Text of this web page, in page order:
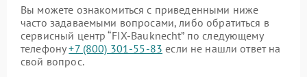
Вы можете ознакомиться с приведенными ниже
часто задаваемыми вопросами, либо обратиться в
сервисный центр “FIX-Bauknecht” по следующему
телефону+7 (800) 301-55-83 если не нашли ответ на
свой вопрос.